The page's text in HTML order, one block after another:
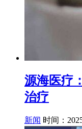
源海医疗
治疗
新闻 时间：